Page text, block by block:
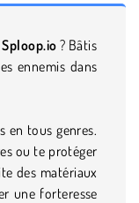
Sploop.io ? Bâtis
ennemis dans
en tous genres.
ou te protéger
des matériaux
une forteresse